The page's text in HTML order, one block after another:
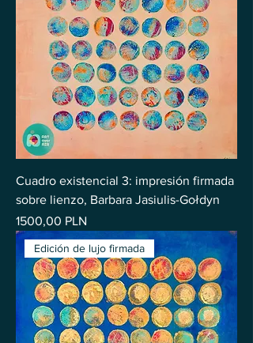
Cuadro existencial 3: impresión firmada
sobre lienzo, Barbara Jasiulis-Gołdyn
Precio
1500,00 PLN
Edición de lujo firmada